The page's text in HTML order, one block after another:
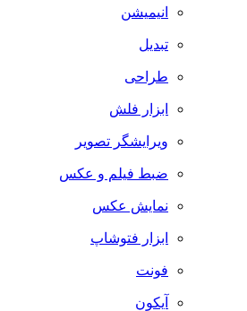
انیمیشن
تبدیل
طراحی
ابزار فلش
ویرایشگر تصویر
ضبط فيلم و عكس
نمایش عکس
ابزار فتوشاپ
فونت
آیکون